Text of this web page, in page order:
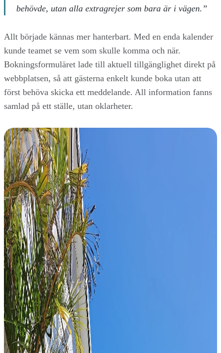
behövde, utan alla extragrejer som bara är i vägen.”
Allt började kännas mer hanterbart. Med en enda kalender
kunde teamet se vem som skulle komma och när.
Bokningsformuläret lade till aktuell tillgänglighet direkt på
webbplatsen, så att gästerna enkelt kunde boka utan att
först behöva skicka ett meddelande. All information fanns
samlad på ett ställe, utan oklarheter.